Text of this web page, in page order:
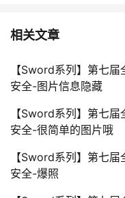
相关文章
【Sword系列】第七
安全-图片信息隐藏
【Sword系列】第七
安全-很简单的图片哦
【Sword系列】第七
安全-爆照